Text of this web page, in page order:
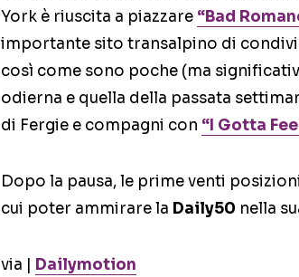
York è riuscita a piazzare “Bad
importante sito transalpino di
così come sono poche (ma
odierna e quella della passata
di Fergie e compagni con “I Gotta
Dopo la pausa, le prime venti
cui poter ammirare la Daily50 nella
via | Dailymotion